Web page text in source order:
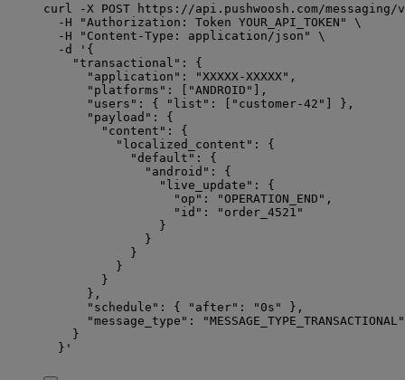
curl -X POST
https://api.pushwoosh.com/
-H
"Authorization: Token YOUR_API_TOKEN "
\
-H
" Content-Type: application/json "
\
-d
' {
"transactional": {
"application": "XXXXX-XXXXX",
"platforms": ["ANDROID"],
"users": { "list": ["customer-42"] },
"payload": {
"content": {
"localized_content": {
"default": {
"android": {
"live_update": {
"op": "OPERATION_END",
"id": "order_4521"
}
}
}
}
}
},
"schedule": { "after": "0s" },
"message_type": "MESSAGE_TYPE_TRANSACTIONAL"
}
} '